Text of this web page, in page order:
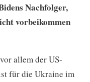
Nachfolger,
vorbeikommen
allem der US-
für die Ukraine im